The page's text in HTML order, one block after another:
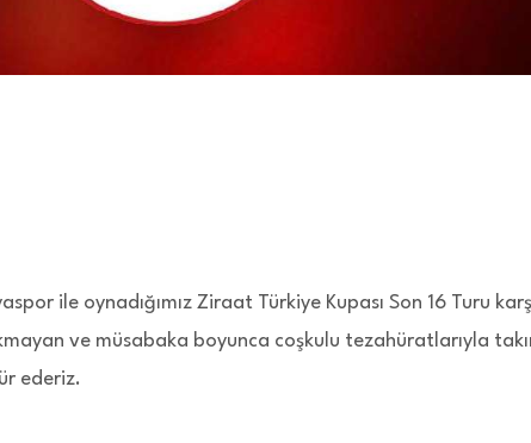
ile oynadığımız Ziraat Türkiye Kupası Son 16 Turu
ve müsabaka boyunca coşkulu tezahüratlarıyla
ederiz.